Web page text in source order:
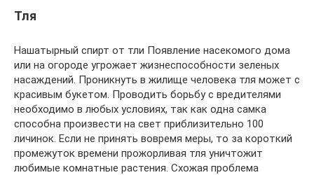
Тля
Нашатырный спирт от тли Появление насекомого дома
или на огороде угрожает жизнеспособности зеленых
насаждений. Проникнуть в жилище человека тля может с
красивым букетом. Проводить борьбу с вредителями
необходимо в любых условиях, так как одна самка
способна произвести на свет приблизительно 100
личинок. Если не принять вовремя меры, то за короткий
промежуток времени прожорливая тля уничтожит
любимые комнатные растения. Схожая проблема